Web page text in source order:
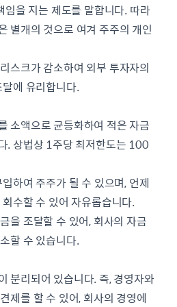
임을 지는 제도를 말합니다. 따라
별개의 것으로 여겨 주주의 개인
스크가 감소하여 외부 투자자의
에 유리합니다.
소액으로 균등화하여 적은 자금
. 상법상 1주당 최저한도는 100
하여 주주가 될 수 있으며, 언제
수할 수 있어 자유롭습니다.
을 조달할 수 있어, 회사의 자금
할 수 있습니다.
분리되어 있습니다. 즉, 경영자와
제를 할 수 있어, 회사의 경영에